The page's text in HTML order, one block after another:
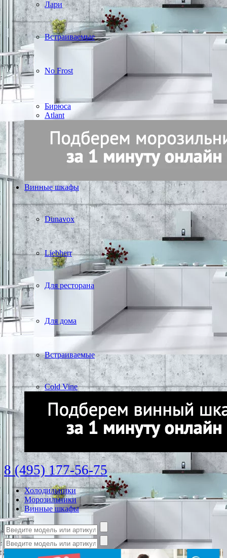
Лари
Встраиваемые
No Frost
Бирюса
Atlant
Винные шкафы
Dunavox
Liebherr
Для ресторана
Для дома
Встраиваемые
Cold Vine
8 (495) 177-56-75
Холодильники
Морозильники
Винные шкафы